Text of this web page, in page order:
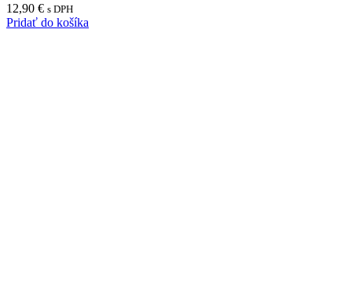
12,90 € s DPH
Pridať do košíka